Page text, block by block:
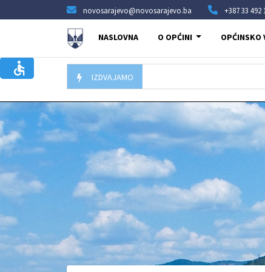
novosarajevo@novosarajevo.ba +387 33 492
NASLOVNA O OPĆINI OPĆINSKO
IZDVAJAMO